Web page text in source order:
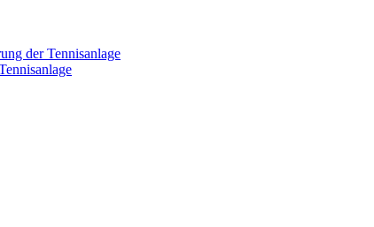
der Tennisanlage